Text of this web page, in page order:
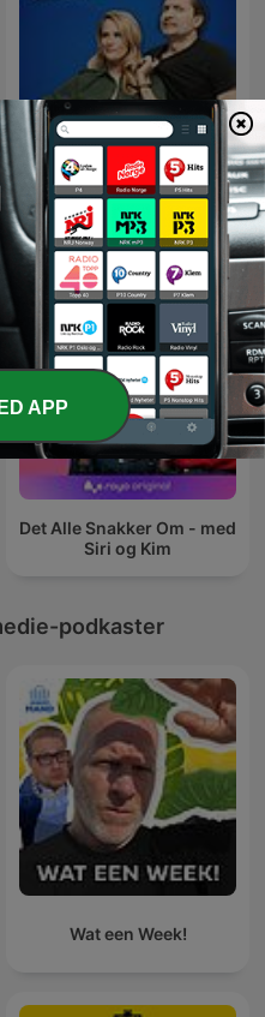
RIX MorronZoo
Det Alle Snakker Om - med
Siri og Kim
podkaster
Wat een Week!
APP